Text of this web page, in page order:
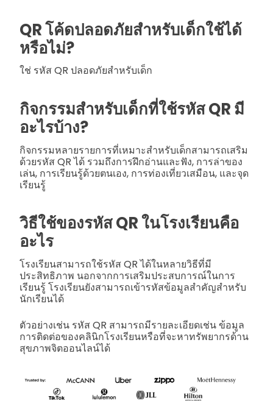
QR โค้ดปลอดภัยสำหรับเด็กใช้ได้
หรือไม่?
ใช่ รหัส QR ปลอดภัยสำหรับเด็ก
กิจกรรมสำหรับเด็กที่ใช้รหัส QR มี
อะไรบ้าง?
กิจกรรมหลายรายการที่เหมาะสำหรับเด็กสามารถเสริม
ด้วยรหัส QR ได้ รวมถึงการฝึกอ่านและฟัง, การล่าของ
เล่น, การเรียนรู้ด้วยตนเอง, การท่องเที่ยวเสมือน, และจุด
เรียนรู้
วิธีใช้ของรหัส QR ในโรงเรียนคือ
อะไร
โรงเรียนสามารถใช้รหัส QR ได้ในหลายวิธีที่มี
ประสิทธิภาพ นอกจากการเสริมประสบการณ์ในการ
เรียนรู้ โรงเรียนยังสามารถเข้ารหัสข้อมูลสำคัญสำหรับ
นักเรียนได้
ตัวอย่างเช่น รหัส QR สามารถมีรายละเอียดเช่น ข้อมูล
การติดต่อของคลินิกโรงเรียนหรือที่จะหาทรัพยากรด้าน
สุขภาพจิตออนไลน์ได้